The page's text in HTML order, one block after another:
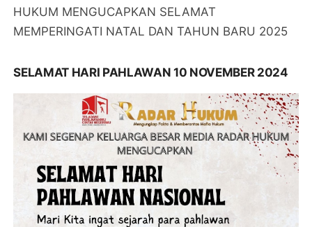
HUKUM MENGUCAPKAN SELAMAT
MEMPERINGATI NATAL DAN TAHUN BARU 2025
SELAMAT HARI PAHLAWAN 10 NOVEMBER 2024